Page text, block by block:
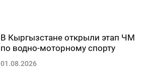
В Кыргызстане открыли этап ЧМ
по водно-моторному спорту
01.08.2026